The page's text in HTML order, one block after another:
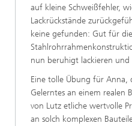
auf kleine Schweißfehler,
Lackrückstände
keine gefunden: Gut für
nun beruhigt lackieren und
Eine tolle Übung für Anna,
Gelerntes an einem realen
von Lutz etliche wertvolle
an solch komplexen